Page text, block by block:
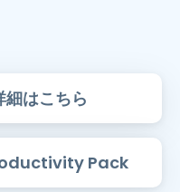
はこちら
Pack